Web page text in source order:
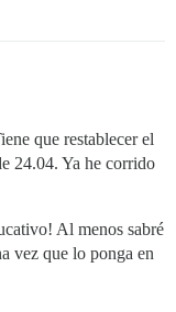
que restablecer el
24.04. Ya he corrido
Al menos sabré
vez que lo ponga en